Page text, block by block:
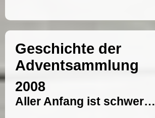
Geschichte der
Adventsammlung
2008
Aller Anfang ist schwer…